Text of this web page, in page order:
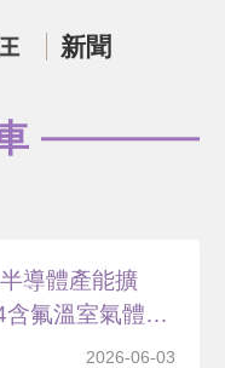
新聞
導體產能擴
氟溫室氣體
2026-06-03